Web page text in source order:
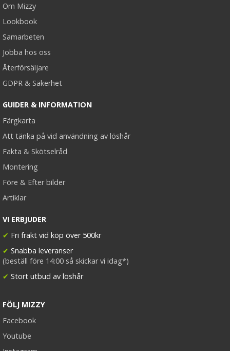
Om Mizzy
Lookbook
Samarbeten
Jobba hos oss
Återförsäljare
GDPR & Säkerhet
GUIDER & INFORMATION
Färgkarta
Att tänka på vid användning av löshår
Fakta & Skötselråd
Montering
Före & Efter bilder
Artiklar
VI ERBJUDER
✔ Fri frakt vid köp över 500kr
✔ Snabba leveranser
(beställ före 14:00 så skickar vi idag*)
✔ Stort utbud av löshår
FÖLJ MIZZY
Facebook
Youtube